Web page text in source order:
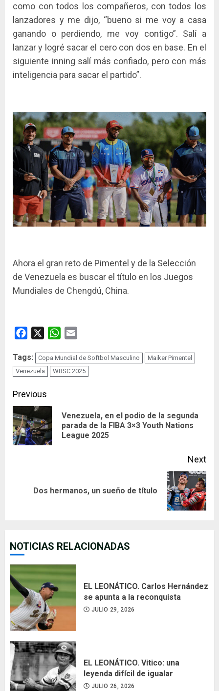
como con todos los compañeros, con todos los
lanzadores y me dijo, “bueno si me voy a casa
ganando o perdiendo, me voy contigo”. Salí a
lanzar y logré sacar el cero con dos en base. En el
siguiente inning salí más confiado, pero con más
inteligencia para sacar el partido”.
Ahora el gran reto de Pimentel y de la Selección
de Venezuela es buscar el título en los Juegos
Mundiales de Chengdú, China.
Facebook WhatsApp
Tags: Copa Mundial de Softbol Masculino
Maiker Pimentel
Venezuela
WBSC 2025
Continue
Reading
Previous
Venezuela, en el podio de la segunda
parada de la FIBA 3×3 Youth Nations
League 2025
Next
Dos hermanos, un sueño de título
NOTICIAS RELACIONADAS
EL LEONÁTICO. Carlos Hernández
se apunta a la reconquista
JULIO 29, 2026
EL LEONÁTICO. Vitico: una
leyenda difícil de igualar
JULIO 26, 2026